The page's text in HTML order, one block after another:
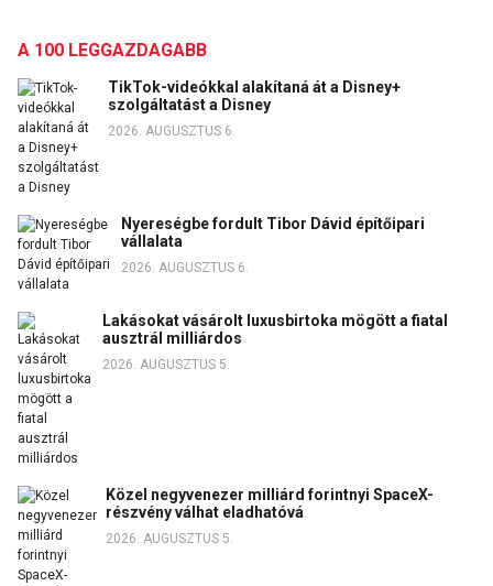
A 100 LEGGAZDAGABB
TikTok-videókkal alakítaná át a Disney+
szolgáltatást a Disney
2026. AUGUSZTUS 6.
Nyereségbe fordult Tibor Dávid építőipari
vállalata
2026. AUGUSZTUS 6.
Lakásokat vásárolt luxusbirtoka mögött a fiatal
ausztrál milliárdos
2026. AUGUSZTUS 5.
Közel negyvenezer milliárd forintnyi SpaceX-
részvény válhat eladhatóvá
2026. AUGUSZTUS 5.